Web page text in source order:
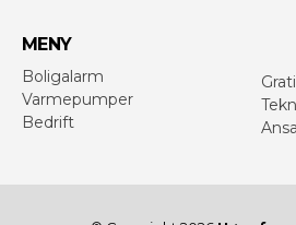
MENY
Boligalarm
Varmepumper
Bedrift